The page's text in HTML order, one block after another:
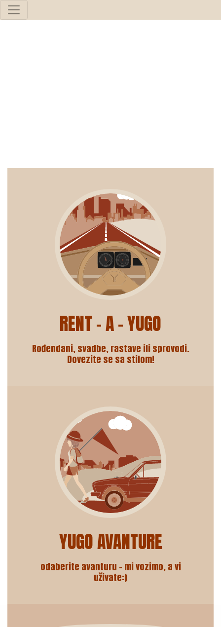
RENT – A – YUGO
Rođendani, svadbe, rastave ili sprovodi.
Dovezite se sa stilom!
YUGO AVANTURE
odaberite avanturu – mi vozimo, a vi
uživate:)